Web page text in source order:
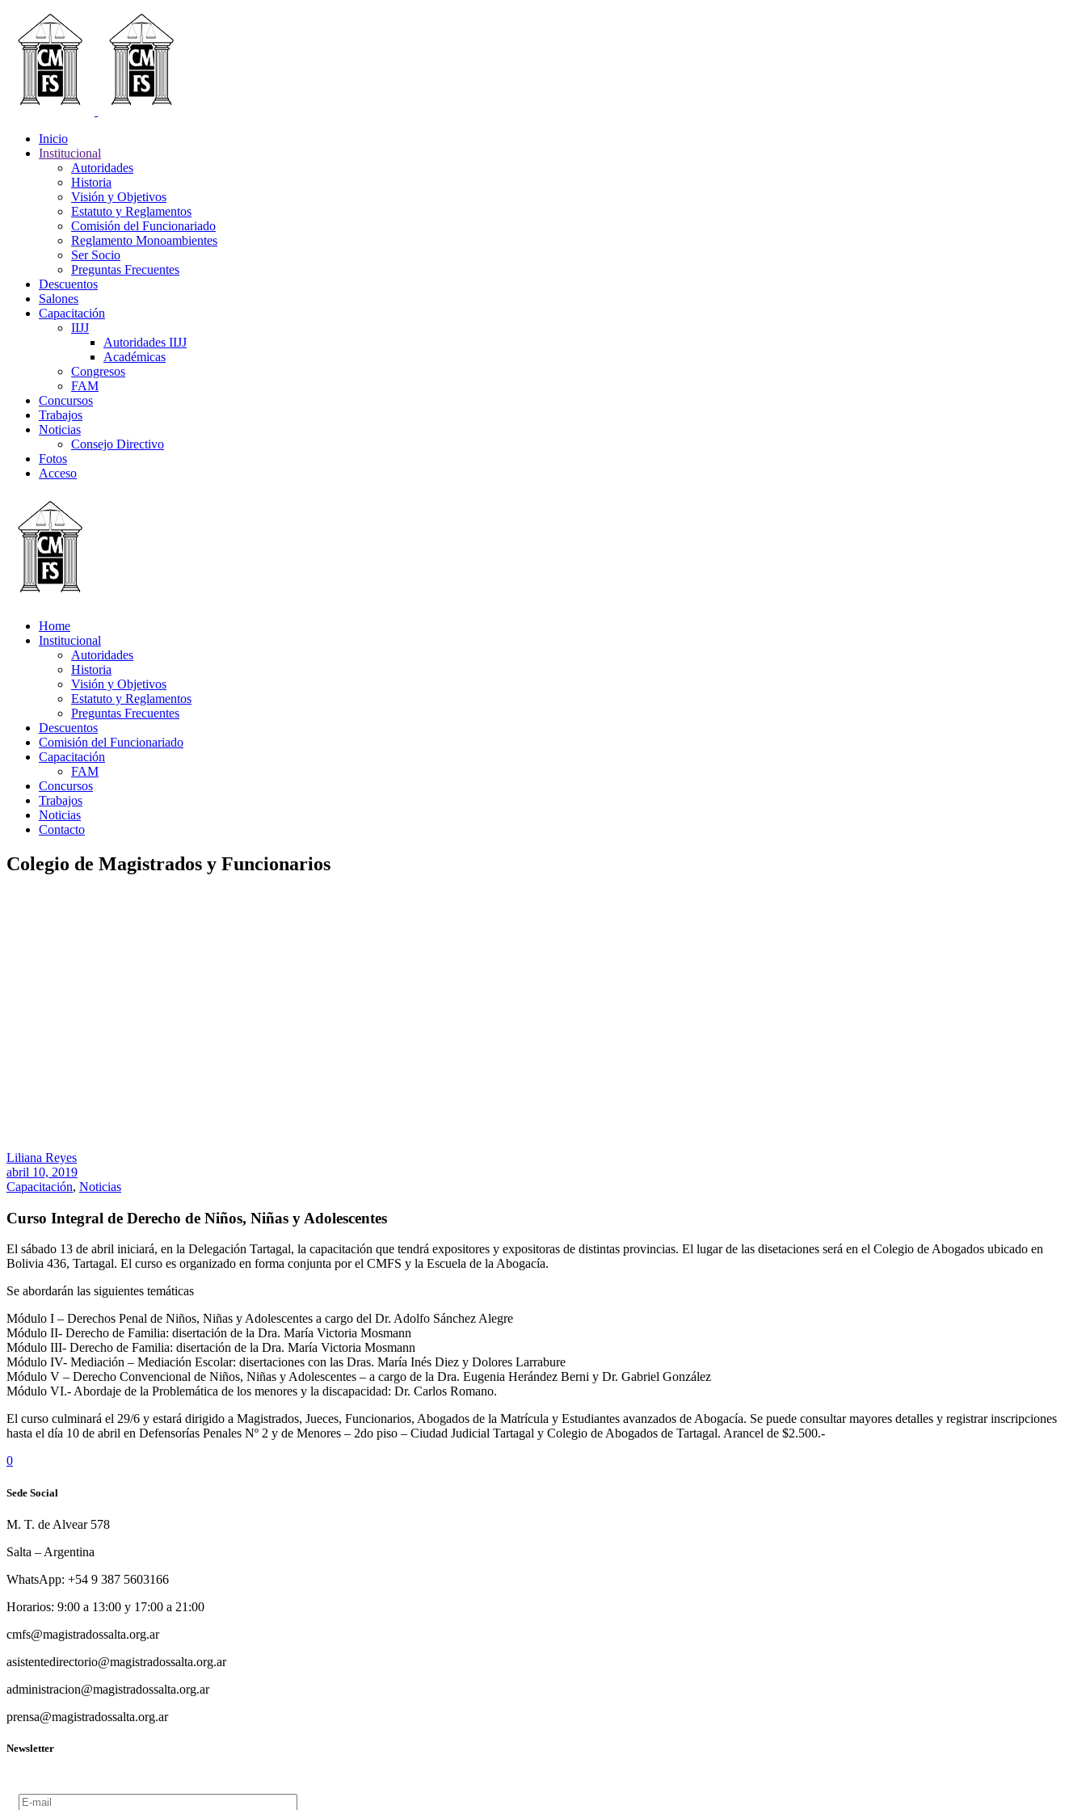
Inicio
Institucional
Autoridades
Historia
Visión y Objetivos
Estatuto y Reglamentos
Comisión del Funcionariado
Reglamento Monoambientes
Ser Socio
Preguntas Frecuentes
Descuentos
Salones
Capacitación
IIJJ
Autoridades IIJJ
Académicas
Congresos
FAM
Concursos
Trabajos
Noticias
Consejo Directivo
Fotos
Acceso
Home
Institucional
Autoridades
Historia
Visión y Objetivos
Estatuto y Reglamentos
Preguntas Frecuentes
Descuentos
Comisión del Funcionariado
Capacitación
FAM
Concursos
Trabajos
Noticias
Contacto
Colegio de Magistrados y Funcionarios
Liliana Reyes
abril 10, 2019
Capacitación, Noticias
Curso Integral de Derecho de Niños, Niñas y Adolescentes
El sábado 13 de abril iniciará, en la Delegación Tartagal, la capacitación que tendrá expositores y expositoras de distintas provincias. El lugar de las disetaciones será en el Colegio de Abogados ubicado en
Bolivia 436, Tartagal. El curso es organizado en forma conjunta por el CMFS y la Escuela de la Abogacía.
Se abordarán las siguientes temáticas
Módulo I – Derechos Penal de Niños, Niñas y Adolescentes a cargo del Dr. Adolfo Sánchez Alegre
Módulo II- Derecho de Familia: disertación de la Dra. María Victoria Mosmann
Módulo III- Derecho de Familia: disertación de la Dra. María Victoria Mosmann
Módulo IV- Mediación – Mediación Escolar: disertaciones con las Dras. María Inés Diez y Dolores Larrabure
Módulo V – Derecho Convencional de Niños, Niñas y Adolescentes – a cargo de la Dra. Eugenia Herández Berni y Dr. Gabriel González
Módulo VI.- Abordaje de la Problemática de los menores y la discapacidad: Dr. Carlos Romano.
El curso culminará el 29/6 y estará dirigido a Magistrados, Jueces, Funcionarios, Abogados de la Matrícula y Estudiantes avanzados de Abogacía. Se puede consultar mayores detalles y registrar inscripciones
hasta el día 10 de abril en Defensorías Penales Nº 2 y de Menores – 2do piso – Ciudad Judicial Tartagal y Colegio de Abogados de Tartagal. Arancel de $2.500.-
0
Sede Social
M. T. de Alvear 578
Salta – Argentina
WhatsApp: +54 9 387 5603166
Horarios: 9:00 a 13:00 y 17:00 a 21:00
cmfs@magistradossalta.org.ar
asistentedirectorio@magistradossalta.org.ar
administracion@magistradossalta.org.ar
prensa@magistradossalta.org.ar
Newsletter